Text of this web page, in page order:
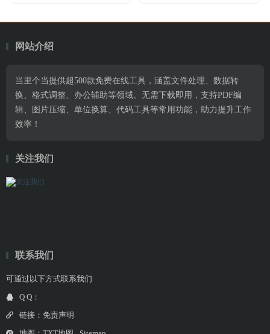
网站介绍
当里个当提供超500款免费在线工具，涵盖文件处理、数据转
换、格式调整、办公辅助等领域。无需下载即用，支持PDF编
辑、图片压缩、单位换算、代码工具等常用功能，助力提升工作
效率！
关注我们
联系我们
可通过以下方式联系我们
Q Q：
链接： 免责声明